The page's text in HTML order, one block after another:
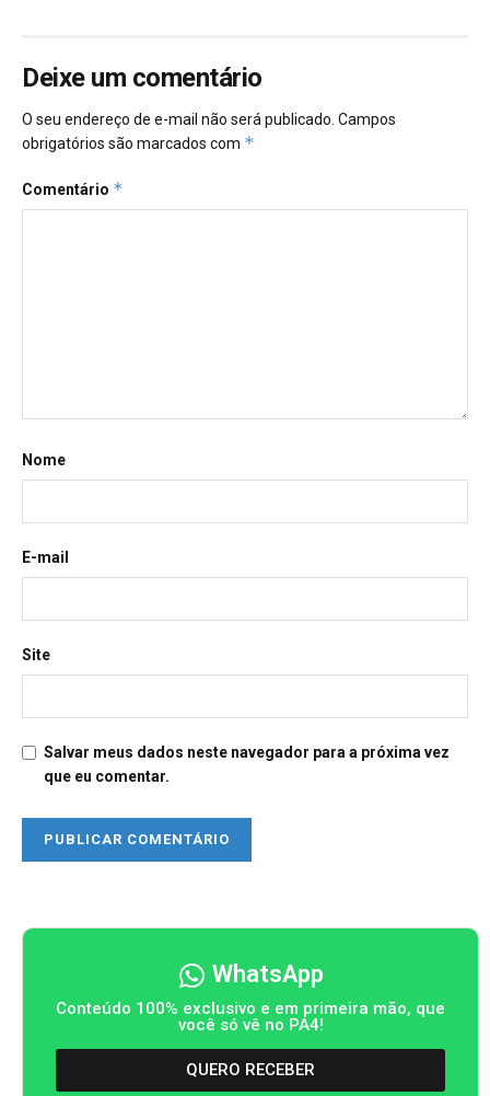
Deixe um comentário
O seu endereço de e-mail não será publicado. Campos
obrigatórios são marcados com *
Comentário *
Nome
E-mail
Site
Salvar meus dados neste navegador para a próxima vez
que eu comentar.
WhatsApp
Conteúdo 100% exclusivo e em primeira mão, que
você só vê no PA4!
QUERO RECEBER